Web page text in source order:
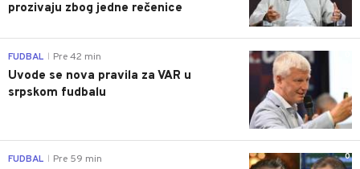
prozivaju zbog jedne rečenice
FUDBAL Pre 42 min
Uvode se nova pravila za VAR u
srpskom fudbalu
0
FUDBAL Pre 59 min